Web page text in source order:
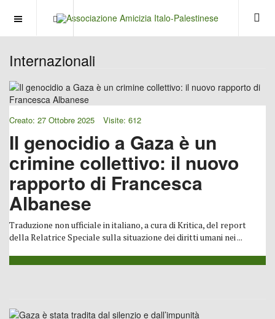
OFF CANVAS
Internazionali
Creato: 27 Ottobre 2025 Visite: 612
Il genocidio a Gaza è un
crimine collettivo: il nuovo
rapporto di Francesca
Albanese
Traduzione non ufficiale in italiano, a cura di Kritica, del report
della Relatrice Speciale sulla situazione dei diritti umani nei ...